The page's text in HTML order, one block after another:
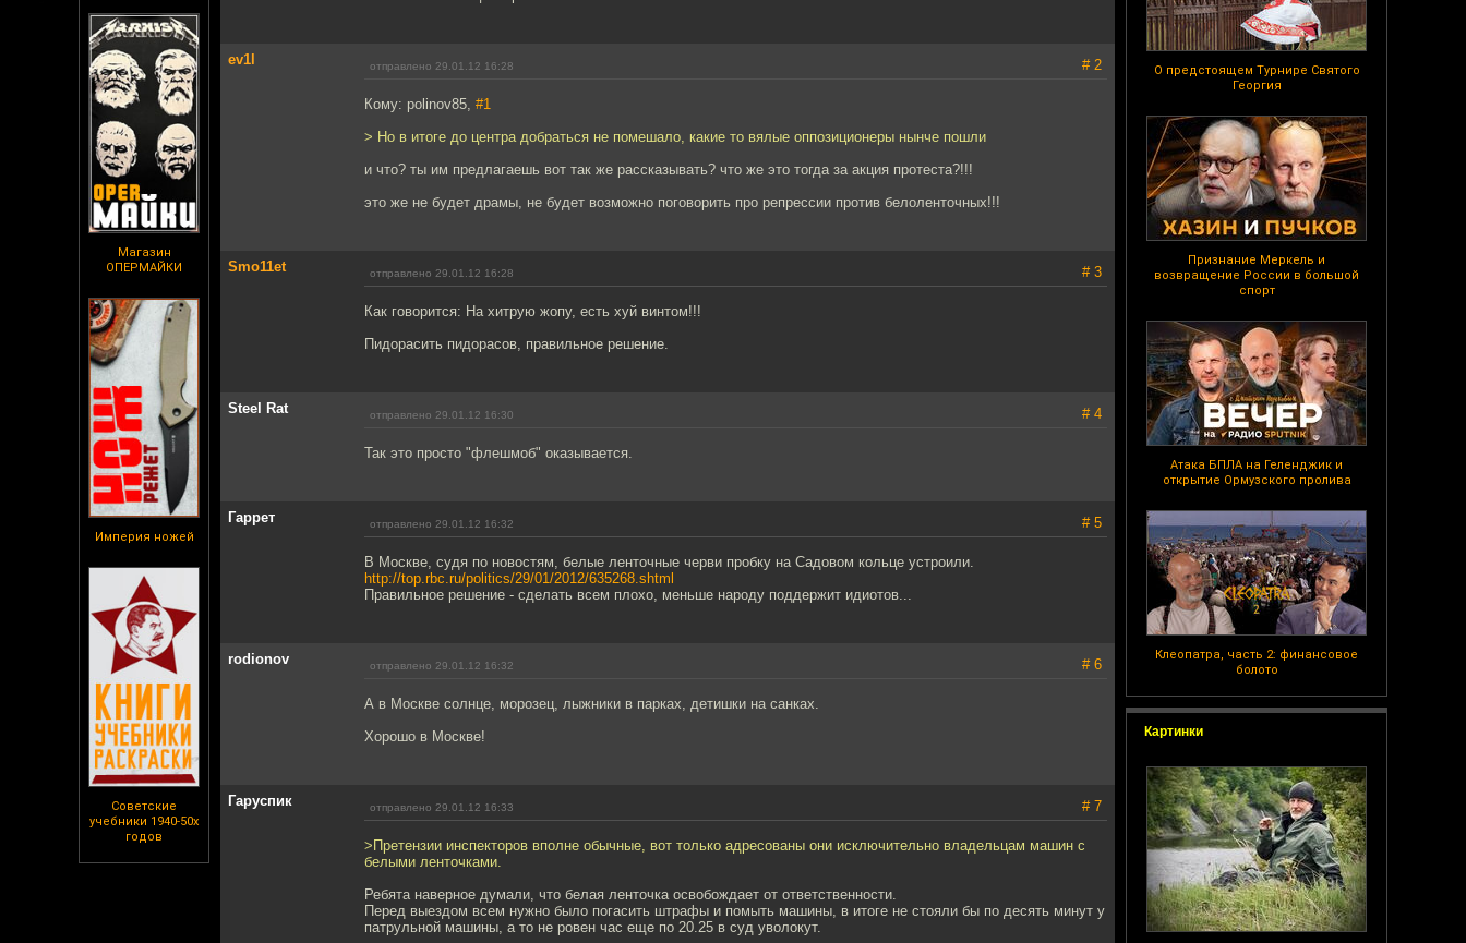
Магазин
ОПЕРМАЙКИ
Империя ножей
Советские
учебники 1940-50х
годов
О предстоящем Турнире Святого
Георгия
Признание Меркель и
возвращение России в большой
спорт
Атака БПЛА на Геленджик и
открытие Ормузского пролива
Клеопатра, часть 2: финансовое
болото
Картинки
ev1l отправлено 29.01.12 16:28 # 2
Кому: polinov85, #1
> Но в итоге до центра добраться не помешало, какие то вялые оппозиционеры нынче пошли
и что? ты им предлагаешь вот так же рассказывать? что же это тогда за акция протеста?!!!
это же не будет драмы, не будет возможно поговорить про репрессии против белоленточных!!!
Smo11et отправлено 29.01.12 16:28 # 3
Как говорится: На хитрую жопу, есть хуй винтом!!!
Пидорасить пидорасов, правильное решение.
Steel Rat отправлено 29.01.12 16:30 # 4
Так это просто "флешмоб" оказывается.
Гаррет отправлено 29.01.12 16:32 # 5
В Москве, судя по новостям, белые ленточные черви пробку на Садовом кольце устроили.
http://top.rbc.ru/politics/29/01/2012/635268.shtml
Правильное решение - сделать всем плохо, меньше народу поддержит идиотов...
rodionov отправлено 29.01.12 16:32 # 6
А в Москве солнце, морозец, лыжники в парках, детишки на санках.
Хорошо в Москве!
Гаруспик отправлено 29.01.12 16:33 # 7
>Претензии инспекторов вполне обычные, вот только адресованы они исключительно владельцам машин с
белыми ленточками.
Ребята наверное думали, что белая ленточка освобождает от ответственности.
Перед выездом всем нужно было погасить штрафы и помыть машины, в итоге не стояли бы по десять минут у
патрульной машины, а то не ровен час еще по 20.25 в суд уволокут.